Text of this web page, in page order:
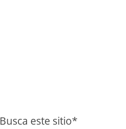
Busca este sitio*